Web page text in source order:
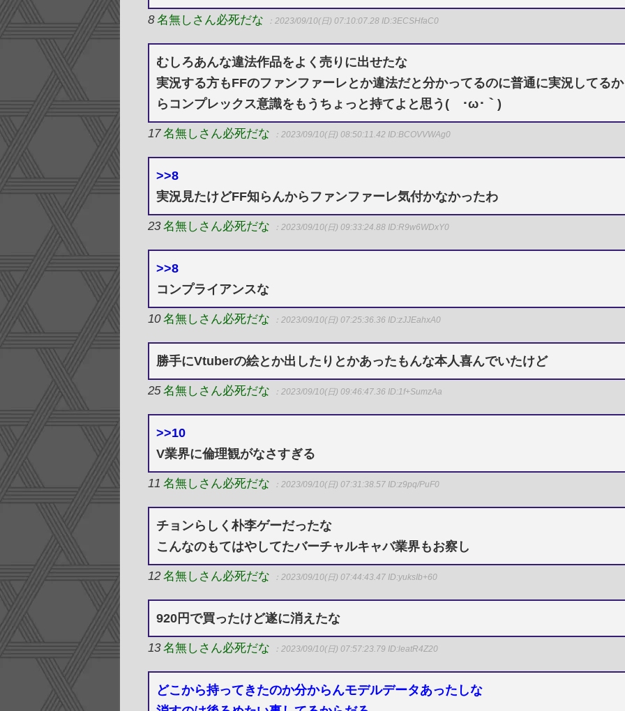
8 名無しさん必死だな ：2023/09/10(日) 07:10:07.28 ID:3ECSHfaC0
むしろあんな違法作品をよく売りに出せたな
実況する方もFFのファンファーレとか違法だと分かってるのに普通に実況してるか
らコンプレックス意識をもうちょっと持てよと思う(´･ω･｀)
17 名無しさん必死だな ：2023/09/10(日) 08:50:11.42 ID:BCOVVWAg0
>>8
実況見たけどFF知らんからファンファーレ気付かなかったわ
23 名無しさん必死だな ：2023/09/10(日) 09:33:24.88 ID:R9w6WDxY0
>>8
コンプライアンスな
10 名無しさん必死だな ：2023/09/10(日) 07:25:36.36 ID:zJJEahxA0
勝手にVtuberの絵とか出したりとかあったもんな本人喜んでいたけど
25 名無しさん必死だな ：2023/09/10(日) 09:46:47.36 ID:1f+SumzAa
>>10
V業界に倫理観がなさすぎる
11 名無しさん必死だな ：2023/09/10(日) 07:31:38.57 ID:z9pq/PuF0
チョンらしく朴李ゲーだったな
こんなのもてはやしてたバーチャルキャバ業界もお察し
12 名無しさん必死だな ：2023/09/10(日) 07:44:43.47 ID:yuksIb+60
920円で買ったけど遂に消えたな
13 名無しさん必死だな ：2023/09/10(日) 07:57:23.79 ID:leatR4Z20
どこから持ってきたのか分からんモデルデータあったしな